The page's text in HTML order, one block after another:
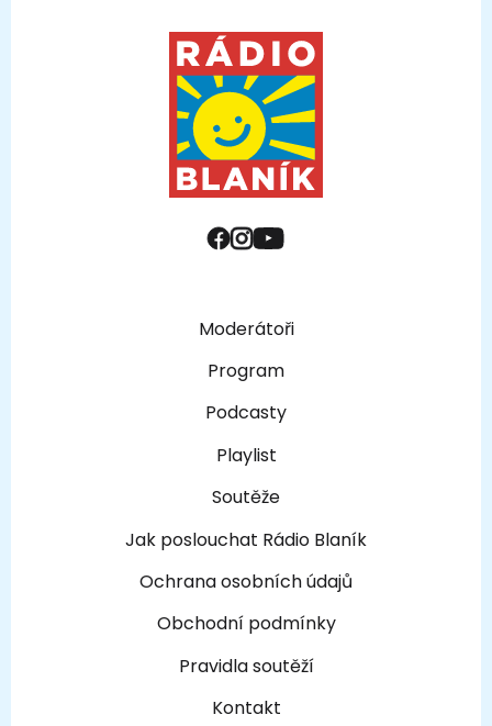
Moderátoři
Program
Podcasty
Playlist
Soutěže
Jak poslouchat Rádio Blaník
Ochrana osobních údajů
Obchodní podmínky
Pravidla soutěží
Kontakt